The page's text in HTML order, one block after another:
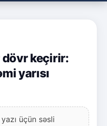
dövr keçirir:
yarısı
yazı üçün səsli